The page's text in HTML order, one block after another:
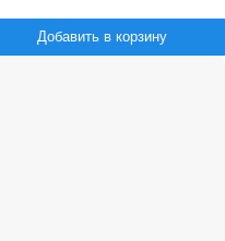
Добавить в корзину